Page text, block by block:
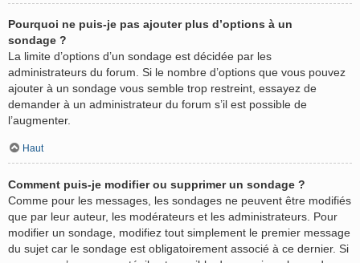
Pourquoi ne puis-je pas ajouter plus d’options à un
sondage ?
La limite d’options d’un sondage est décidée par les
administrateurs du forum. Si le nombre d’options que vous pouvez
ajouter à un sondage vous semble trop restreint, essayez de
demander à un administrateur du forum s’il est possible de
l’augmenter.
Haut
Comment puis-je modifier ou supprimer un sondage ?
Comme pour les messages, les sondages ne peuvent être modifiés
que par leur auteur, les modérateurs et les administrateurs. Pour
modifier un sondage, modifiez tout simplement le premier message
du sujet car le sondage est obligatoirement associé à ce dernier. Si